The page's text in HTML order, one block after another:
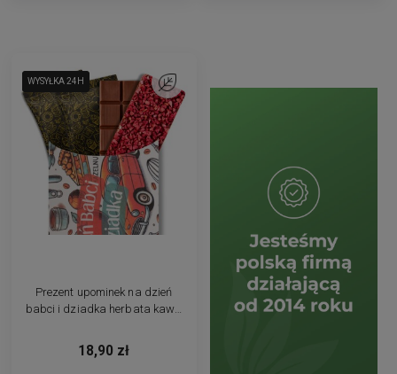
WYSYŁKA 24H
WYSYŁKA 24H
Prezent upominek na dzień
babci i dziadka herbata kawa
18,90 zł
Do ulubionych